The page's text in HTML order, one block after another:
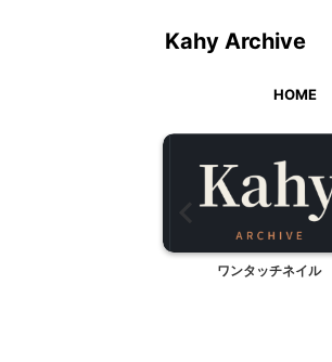
Kahy Archive
HOME
ワンタッチネイル